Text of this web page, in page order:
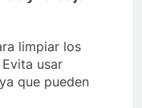
limpiar los
usar
que pueden